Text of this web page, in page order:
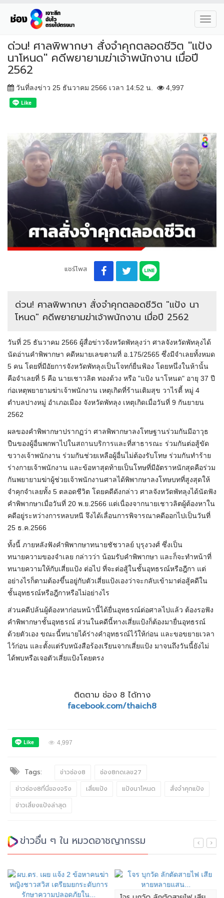
ด่วน! ศาลพิพากษา สั่งจำคุกตลอดชีวิต "แป้ง
นาโหนด" คดีพยายามฆ่าเจ้าพนักงาน เมื่อปี
2562
วันที่ลงข่าว 25 ธันวาคม 2566 เวลา 14:52 น. 4,997
แชร์โพส
ด่วน! ศาลพิพากษา สั่งจำคุกตลอดชีวิต "แป้ง นา
โหนด" คดีพยายามฆ่าเจ้าพนักงาน เมื่อปี 2562
วันที่ 25 ธันวาคม 2566 ผู้สื่อข่าวจังหวัดพัทลุงว่า ศาลจังหวัดพัทลุงได้
นัดอ่านคำพิพากษา คดีหมายเลขตามที่ อ.175/2565 ซึ่งมีจำเลยทั้งหมด
5 คน โดยที่มีอัยการจังหวัดพัทลุงเป็นโจทก์ยื่นฟ้อง โดยหนึ่งในห้านั้น
คือจำเลยที่ 5 คือ นายเชาวลิต ทองด้วง หรือ "แป้ง นาโหนด" อายุ 37 ปี
ก่อเหตุพยายามฆ่าเจ้าพนักงาน เหตุเกิดที่ร้านเติมสุข วาไรตี้ หมู่ 4
ตำบลปางหมู่ อำเภอเมือง จังหวัดพัทลุง เหตุเกิดเมื่อวันที่ 9 กันยายน
2562
ผลของคำพิพากษาปรากฏว่า ศาลพิพากษาลงโทษฐานร่วมกันมีอาวุธ
ปืนของผู้อื่นพกพาไปในสถานบริการและที่สาธารณะ ร่วมกันต่อสู้ขัด
ขวางเจ้าพนักงาน ร่วมกันช่วยเหลือผู้อื่นไม่ต้องรับโทษ ร่วมกันทำร้าย
ร่างกายเจ้าพนักงาน และข้อหาสุดท้ายเป็นโทษที่มีอัตราหนักสุดคือร่วม
กันพยายามฆ่าผู้ช่วยเจ้าพนักงานศาลได้พิพากษาลงโทษบทที่สูงสุดให้
จำคุกจำเลยทั้ง 5 ตลอดชีวิต โดยคดีดังกล่าว ศาลจังหวัดพัทลุงได้นัดฟัง
คำพิพากษาเมื่อวันที่ 20 พ.ย.2566 แต่เนื่องจากนายเชาวลิตผู้ต้องหาใน
คดีอยู่ระหว่างการหลบหนี จึงได้เลื่อนการพิจารณาคดีออกไปเป็นวันที่
25 ธ.ค.2566
ทั้งนี้ ภายหลังฟังคำพิพากษาทนายชัชวาลย์ บุรุงวงศ์ ซึ่งเป็น
ทนายความของจำเลย กล่าวว่า น้อมรับคำพิพากษา และก็จะทำหน้าที่
ทนายความให้กับเสี่ยแป้ง ต่อไป ที่จะต่อสู้ในชั้นอุทธรณ์หรือฎีกา แต่
อย่างไรก็ตามต้องขึ้นอยู่กับตัวเสี่ยแป้งเองว่าจะกลับเข้ามาต่อสู้คดีใน
ชั้นอุทธรณ์หรือฎีกาหรือไม่อย่างไร
ส่วนคดีปล้นผู้ต้องหาก่อนหน้านี้ได้ยื่นอุทธรณ์ต่อศาลไปแล้ว ต้องรอฟัง
คำพิพากษาชั้นอุทธรณ์ ส่วนในคดีนี้ทางเสี่ยแป้งก็ต้องมายื่นอุทธรณ์
ด้วยตัวเอง ขณะนี้ทนายได้ร่างคำอุทธรณ์ไว้ให้ก่อน และขอขยายเวลา
ไว้ก่อน และตั้งแต่รับหนังสือร้องเรียนจากเสี่ยแป้ง มาจนถึงวันนี้ยังไม่
ได้พบหรือเจอตัวเสี่ยแป้งโดยตรง
ติดตาม ช่อง 8 ได้ทาง
facebook.com/thaich8
ข่าวอื่น ๆ ใน หมวดอาชญากรรม